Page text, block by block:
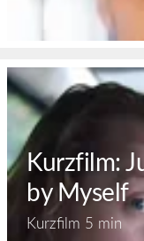
Kurzfilm:
by Myself
Kurzfilm 5 min